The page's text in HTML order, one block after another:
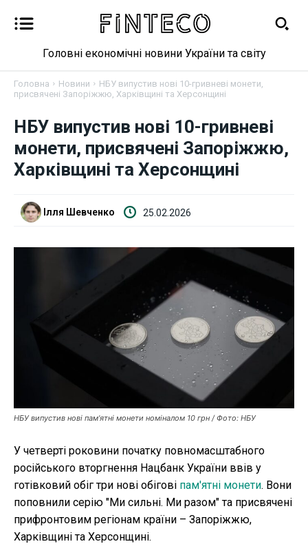
Новини
Бізнес
Криптовалюта
Робота і освіта
Публікації
Курс валют
Ми в соц. мережах
Головні економічні новини України та світу
Головна Новини
НБУ випустив нові 10-гривневі монети,
присвячені Запоріжжю, Харківщині та Херсонщині
НБУ випустив нові 10-гривневі
монети, присвячені Запоріжжю,
Харківщині та Херсонщині
Ілля Шевченко 25.02.2026
НБУ випустив нові пам'ятні монети номіналом 10 грн / Фото: НБУ
У четверті роковини початку повномасштабного
російського вторгнення Нацбанк України ввів у
готівковий обіг три нові обігові пам'ятні монети. Вони
поповнили серію "Ми сильні. Ми разом" та присвячені
прифронтовим регіонам країни – Запоріжжю,
Харківщині та Херсонщині.